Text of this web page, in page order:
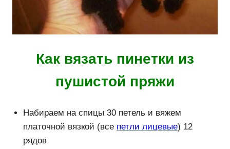
Как вязать пинетки из
пушистой пряжи
Набираем на спицы 30 петель и вяжем
платочной вязкой (все петли лицевые) 12
рядов